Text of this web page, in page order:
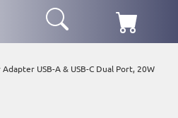
Adapter USB-A & USB-C Dual Port, 20W